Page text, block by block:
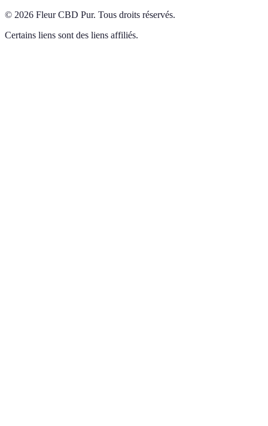
© 2026 Fleur CBD Pur. Tous droits réservés.
Certains liens sont des liens affiliés.